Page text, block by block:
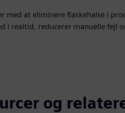
at eliminere flaskehalse i
i realtid, reducerer manuelle
og